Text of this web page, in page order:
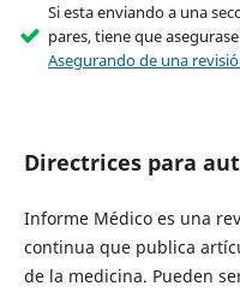
Si esta enviando a una
pares, tiene que
Asegurando de una
Directrices para
Informe Médico es una
continua que publica
de la medicina. Pueden